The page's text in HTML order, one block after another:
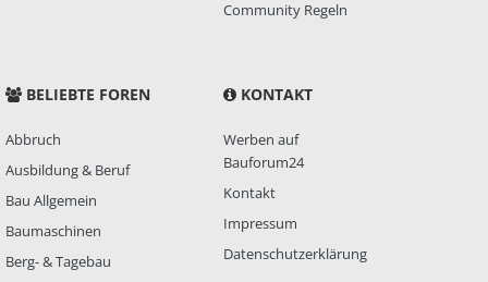
Community Regeln
BELIEBTE FOREN
Abbruch
Ausbildung & Beruf
Bau Allgemein
Baumaschinen
Berg- & Tagebau
KONTAKT
Werben auf
Bauforum24
Kontakt
Impressum
Datenschutzerklärung